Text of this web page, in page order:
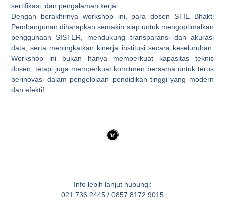
sertifikasi, dan pengalaman kerja.
Dengan berakhirnya workshop ini, para dosen STIE Bhakti
Pembangunan diharapkan semakin siap untuk mengoptimalkan
penggunaan SISTER, mendukung transparansi dan akurasi
data, serta meningkatkan kinerja institusi secara keseluruhan.
Workshop ini bukan hanya memperkuat kapasitas teknis
dosen, tetapi juga memperkuat komitmen bersama untuk terus
berinovasi dalam pengelolaan pendidikan tinggi yang modern
dan efektif.
Info lebih lanjut hubungi:⁣
021 736 2445 / 0857 8172 9015